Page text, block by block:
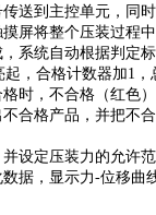
送到主控单元，同
屏将整个压装过程
系统自动根据判定
，合格计数器加1，
时，不合格（红色
合格产品，并把不
设定压装力的允许
据，显示力-位移曲